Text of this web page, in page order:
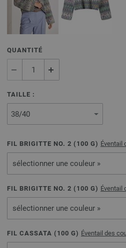
QUANTITÉ
TAILLE :
FIL BRIGITTE NO. 2 ( 100 G) Éventail
sélectionner une couleur »
FIL BRIGITTE NO. 2 ( 100 G) Éventail
sélectionner une couleur »
FIL CASSATA ( 100 G) Éventail des